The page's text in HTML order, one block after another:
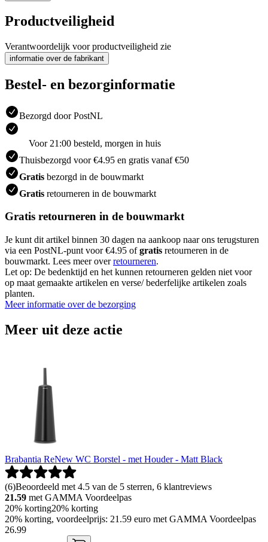
Productveiligheid
Verantwoordelijk voor productveiligheid zie
informatie over de fabrikant
Bestel- en bezorginformatie
Bezorgd door PostNL
Voor 21:00 besteld, morgen in huis
Thuisbezorgd voor €4.95 en gratis vanaf €50
Gratis bezorgd in de bouwmarkt
Gratis retourneren in de bouwmarkt
Gratis retourneren in de bouwmarkt
Je kunt dit artikel binnen 30 dagen na aankoop naar ons terugsturen
via een PostNL-punt voor €4.95 ofgratis retourneren in de
bouwmarkt. Lees meer overretourneren.
Let op: De bedenktijd en het kunnen retourneren gelden niet voor
op maat gemaakte artikelen en verse/ bederfelijke artikelen zoals
planten.
Meer informatie over de bezorging
Meer uit deze actie
Brabantia ReNew WC Borstel - met Houder - Matt Black
(6)Beoordeeld met 4.5 van de 5 sterren, 6 klantreviews
21.59 met GAMMA Voordeelpas
20% korting20% korting
20% korting, voordeelprijs: 21.59 euro met GAMMA Voordeelpas
26.99